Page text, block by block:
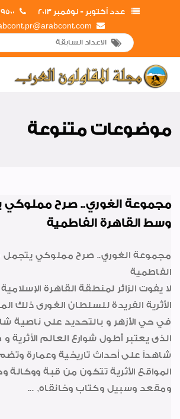
عدد أكتوبر - نوفمبر 2013
02 2+
شهادات جودة ISO
من
موضوعات متنوعة
مجموعة الغوري.. صرح
وسط القاهرة الفاطمية
مجموعة الغوري.. صرح مملوكي يتجمل
الفاطمية
لا يفوت الزائر لمنطقة القاهرة
الأثرية الفريدة للسلطان الغورى ذلك
في حي الأزهر و بالتحديد على ناصية
الذى يعتبر أطول شوارع العالم
شاهداً على أحداث تاريخية وعمارة
المواقع الأثرية تتكون من قبة ووكالة
ومقعد وسبيل وكتاب وخانقاه, ...